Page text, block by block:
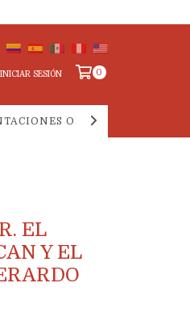
INICIAR SESIÓN 0
ONLINE
EL
Y EL